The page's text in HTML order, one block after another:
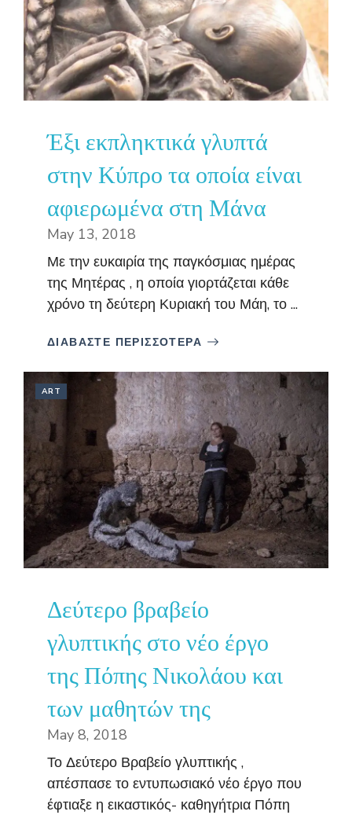
Έξι εκπληκτικά γλυπτά
στην Κύπρο τα οποία είναι
αφιερωμένα στη Μάνα
May 13, 2018
Με την ευκαιρία της παγκόσμιας ημέρας
της Μητέρας , η οποία γιορτάζεται κάθε
χρόνο τη δεύτερη Κυριακή του Μάη, το ...
ΔΙΑΒΑΣΤΕ ΠΕΡΙΣΣΟΤΕΡΑ
ART
Δεύτερο βραβείο
γλυπτικής στο νέο έργο
της Πόπης Νικολάου και
των μαθητών της
May 8, 2018
Το Δεύτερο Βραβείο γλυπτικής ,
απέσπασε το εντυπωσιακό νέο έργο που
έφτιαξε η εικαστικός- καθηγήτρια Πόπη